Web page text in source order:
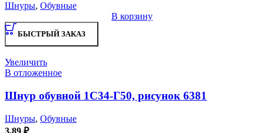
Шнуры, Обувные
В корзину
БЫСТРЫЙ ЗАКАЗ
Увеличить
В отложенное
Шнур обувной 1С34-Г50, рисунок 6381
Шнуры, Обувные
3,89 ₽